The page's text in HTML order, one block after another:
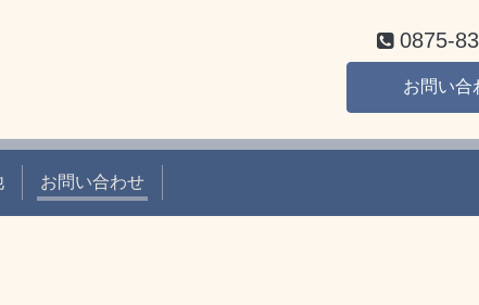
0875-
お問い合
お問い合わせ